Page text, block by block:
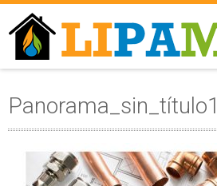
Panorama_sin_título1